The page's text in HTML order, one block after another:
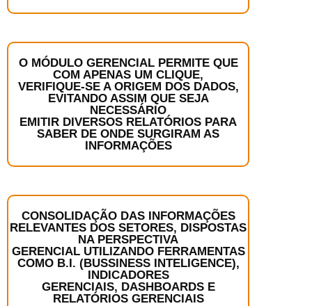
O MÓDULO GERENCIAL PERMITE QUE
COM APENAS UM CLIQUE,
VERIFIQUE-SE A ORIGEM DOS DADOS,
EVITANDO ASSIM QUE SEJA
NECESSÁRIO
EMITIR DIVERSOS RELATÓRIOS PARA
SABER DE ONDE SURGIRAM AS
INFORMAÇÕES
CONSOLIDAÇÃO DAS INFORMAÇÕES
RELEVANTES DOS SETORES, DISPOSTAS
NA PERSPECTIVA
GERENCIAL UTILIZANDO FERRAMENTAS
COMO B.I. (BUSSINESS INTELIGENCE),
INDICADORES
GERENCIAIS, DASHBOARDS E
RELATÓRIOS GERENCIAIS